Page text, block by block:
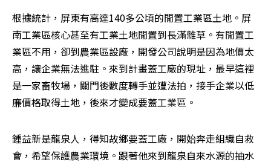
根據統計，屏東有高達140多公頃的閒置工業區土地。屏
南工業區核心甚至有工業土地閒置到長滿雜草。有閒置工
業區不用，卻到農業區設廠，開發公司說明是因為地價太
高，讓企業無法進駐。來到計畫蓋工廠的現址，最早這裡
是一家畜牧場，關門後數度轉手並遭法拍，接手企業以低
廉價格取得土地，後來才變成要蓋工業區。
鍾益新是龍泉人，得知故鄉要蓋工廠，開始奔走組織自救
會，希望保護農業環境。跟著他來到龍泉自來水源的抽水